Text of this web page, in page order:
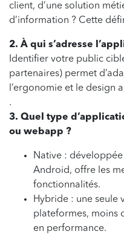
client, d’une solution
d’information ? Cette
2. À qui s’adresse
Identifier votre public
partenaires) permet
l’ergonomie et le design
.
3. Quel type
ou webapp ?
Native :
Android, offre les
fonctionnalités.
Hybride : une seule
plateformes, moins
en performance.